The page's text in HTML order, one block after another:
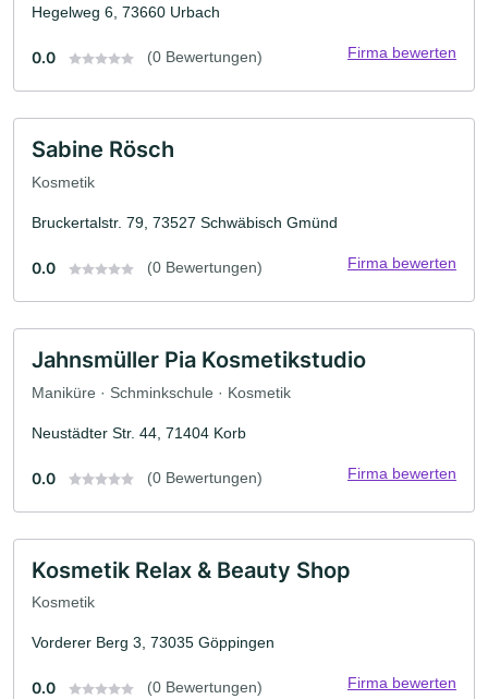
Hegelweg 6, 73660 Urbach
0.0 (0 Bewertungen) Firma bewerten
Sabine Rösch
Kosmetik
Bruckertalstr. 79, 73527 Schwäbisch Gmünd
0.0 (0 Bewertungen) Firma bewerten
Jahnsmüller Pia Kosmetikstudio
Maniküre · Schminkschule · Kosmetik
Neustädter Str. 44, 71404 Korb
0.0 (0 Bewertungen) Firma bewerten
Kosmetik Relax & Beauty Shop
Kosmetik
Vorderer Berg 3, 73035 Göppingen
0.0 (0 Bewertungen) Firma bewerten